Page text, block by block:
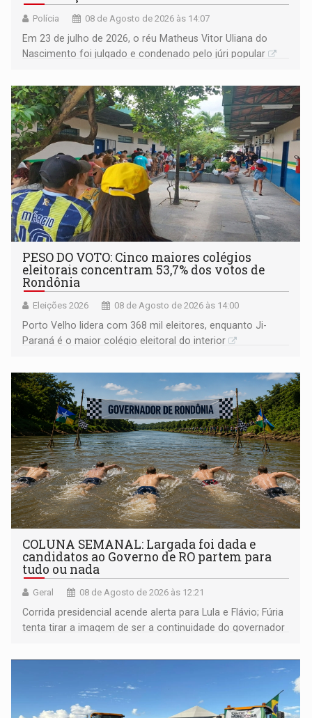
Polícia 08 de Agosto de 2026 às 14:07
Em 23 de julho de 2026, o réu Matheus Vitor Uliana do
Nascimento foi julgado e condenado pelo júri popular
PESO DO VOTO: Cinco maiores colégios
eleitorais concentram 53,7% dos votos de
Rondônia
Eleições 2026 08 de Agosto de 2026 às 14:00
Porto Velho lidera com 368 mil eleitores, enquanto Ji-
Paraná é o maior colégio eleitoral do interior
COLUNA SEMANAL: Largada foi dada e
candidatos ao Governo de RO partem para
tudo ou nada
Geral 08 de Agosto de 2026 às 12:21
Corrida presidencial acende alerta para Lula e Flávio; Fúria
tenta tirar a imagem de ser a continuidade do governador
não ter entrado no modo eleição; ABAV faz evento em